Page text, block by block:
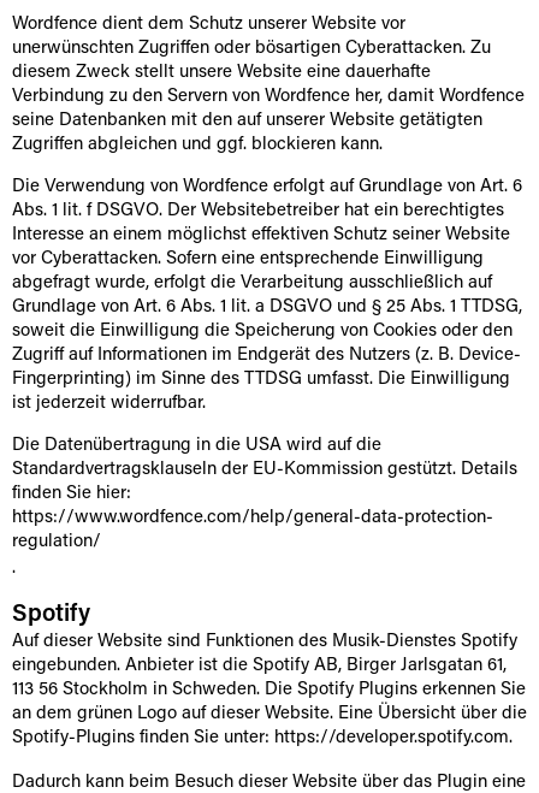
Wordfence dient dem Schutz unserer Website vor
unerwünschten Zugriffen oder bösartigen Cyberattacken. Zu
diesem Zweck stellt unsere Website eine dauerhafte
Verbindung zu den Servern von Wordfence her, damit Wordfence
seine Datenbanken mit den auf unserer Website getätigten
Zugriffen abgleichen und ggf. blockieren kann.
Die Verwendung von Wordfence erfolgt auf Grundlage von Art. 6
Abs. 1 lit. f DSGVO. Der Websitebetreiber hat ein berechtigtes
Interesse an einem möglichst effektiven Schutz seiner Website
vor Cyberattacken. Sofern eine entsprechende Einwilligung
abgefragt wurde, erfolgt die Verarbeitung ausschließlich auf
Grundlage von Art. 6 Abs. 1 lit. a DSGVO und § 25 Abs. 1 TTDSG,
soweit die Einwilligung die Speicherung von Cookies oder den
Zugriff auf Informationen im Endgerät des Nutzers (z. B. Device-
Fingerprinting) im Sinne des TTDSG umfasst. Die Einwilligung
ist jederzeit widerrufbar.
Die Datenübertragung in die USA wird auf die
Standardvertragsklauseln der EU-Kommission gestützt. Details
finden Sie hier:
https://www.wordfence.com/help/general-data-protection-
regulation/
.
Spotify
Auf dieser Website sind Funktionen des Musik-Dienstes Spotify
eingebunden. Anbieter ist die Spotify AB, Birger Jarlsgatan 61,
113 56 Stockholm in Schweden. Die Spotify Plugins erkennen Sie
an dem grünen Logo auf dieser Website. Eine Übersicht über die
Spotify-Plugins finden Sie unter: https://developer.spotify.com.
Dadurch kann beim Besuch dieser Website über das Plugin eine